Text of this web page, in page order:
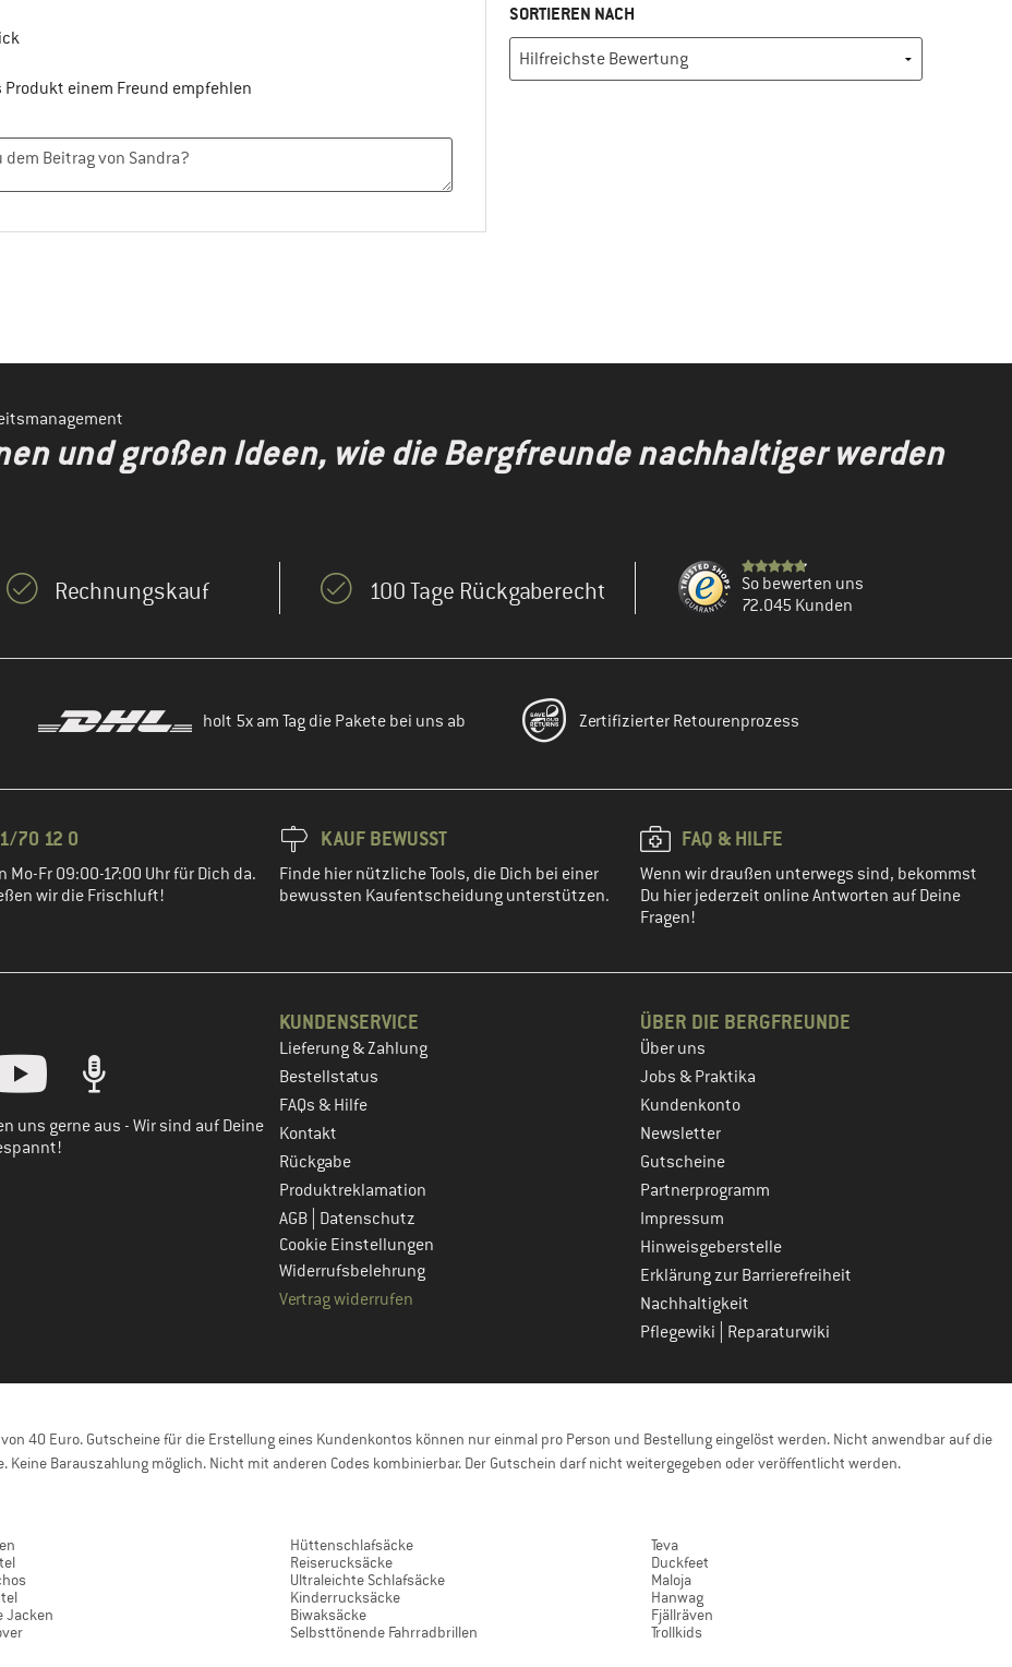
Produkt einem Freund empfehlen
SORTIEREN NACH
und großen Ideen, wie die Bergfreunde nachhaltiger werden
Rechnungskauf 100 Tage Rückgaberecht
So bewerten uns
72.045 Kunden
holt 5x am Tag die Pakete bei uns ab Zertifizierter Retourenprozess
70 12 0
Mo-Fr 09:00-17:00 Uhr für Dich da.
wir die Frischluft!
KAUF BEWUSST
Finde hier nützliche Tools, die Dich bei einer
bewussten Kaufentscheidung unterstützen.
FAQ & HILFE
Wenn wir draußen unterwegs sind, bekommst
Du hier jederzeit online Antworten auf Deine
Fragen!
dein Kundenkonto
uns gerne aus - Wir sind auf Deine
KUNDENSERVICE
Lieferung & Zahlung
Bestellstatus
FAQs & Hilfe
Kontakt
Rückgabe
Produktreklamation
AGB Datenschutz
Cookie Einstellungen
Widerrufsbelehrung
Vertrag widerrufen
ÜBER DIE BERGFREUNDE
Über uns
Jobs & Praktika
Kundenkonto
Newsletter
Gutscheine
Partnerprogramm
Impressum
Hinweisgeberstelle
Erklärung zur Barrierefreiheit
Nachhaltigkeit
Pflegewiki
Reparaturwiki
40 Euro. Gutscheine für die Erstellung eines Kundenkontos können nur einmal pro Person und Bestellung eingelöst werden. Nicht anwendbar auf die
Barauszahlung möglich. Nicht mit anderen Codes kombinierbar. Der Gutschein darf nicht weitergegeben oder veröffentlicht werden.
Jacken
Hüttenschlafsäcke
Reiserucksäcke
Ultraleichte Schlafsäcke
Kinderrucksäcke
Biwaksäcke
Selbsttönende Fahrradbrillen
Teva
Duckfeet
Maloja
Hanwag
Fjällräven
Trollkids